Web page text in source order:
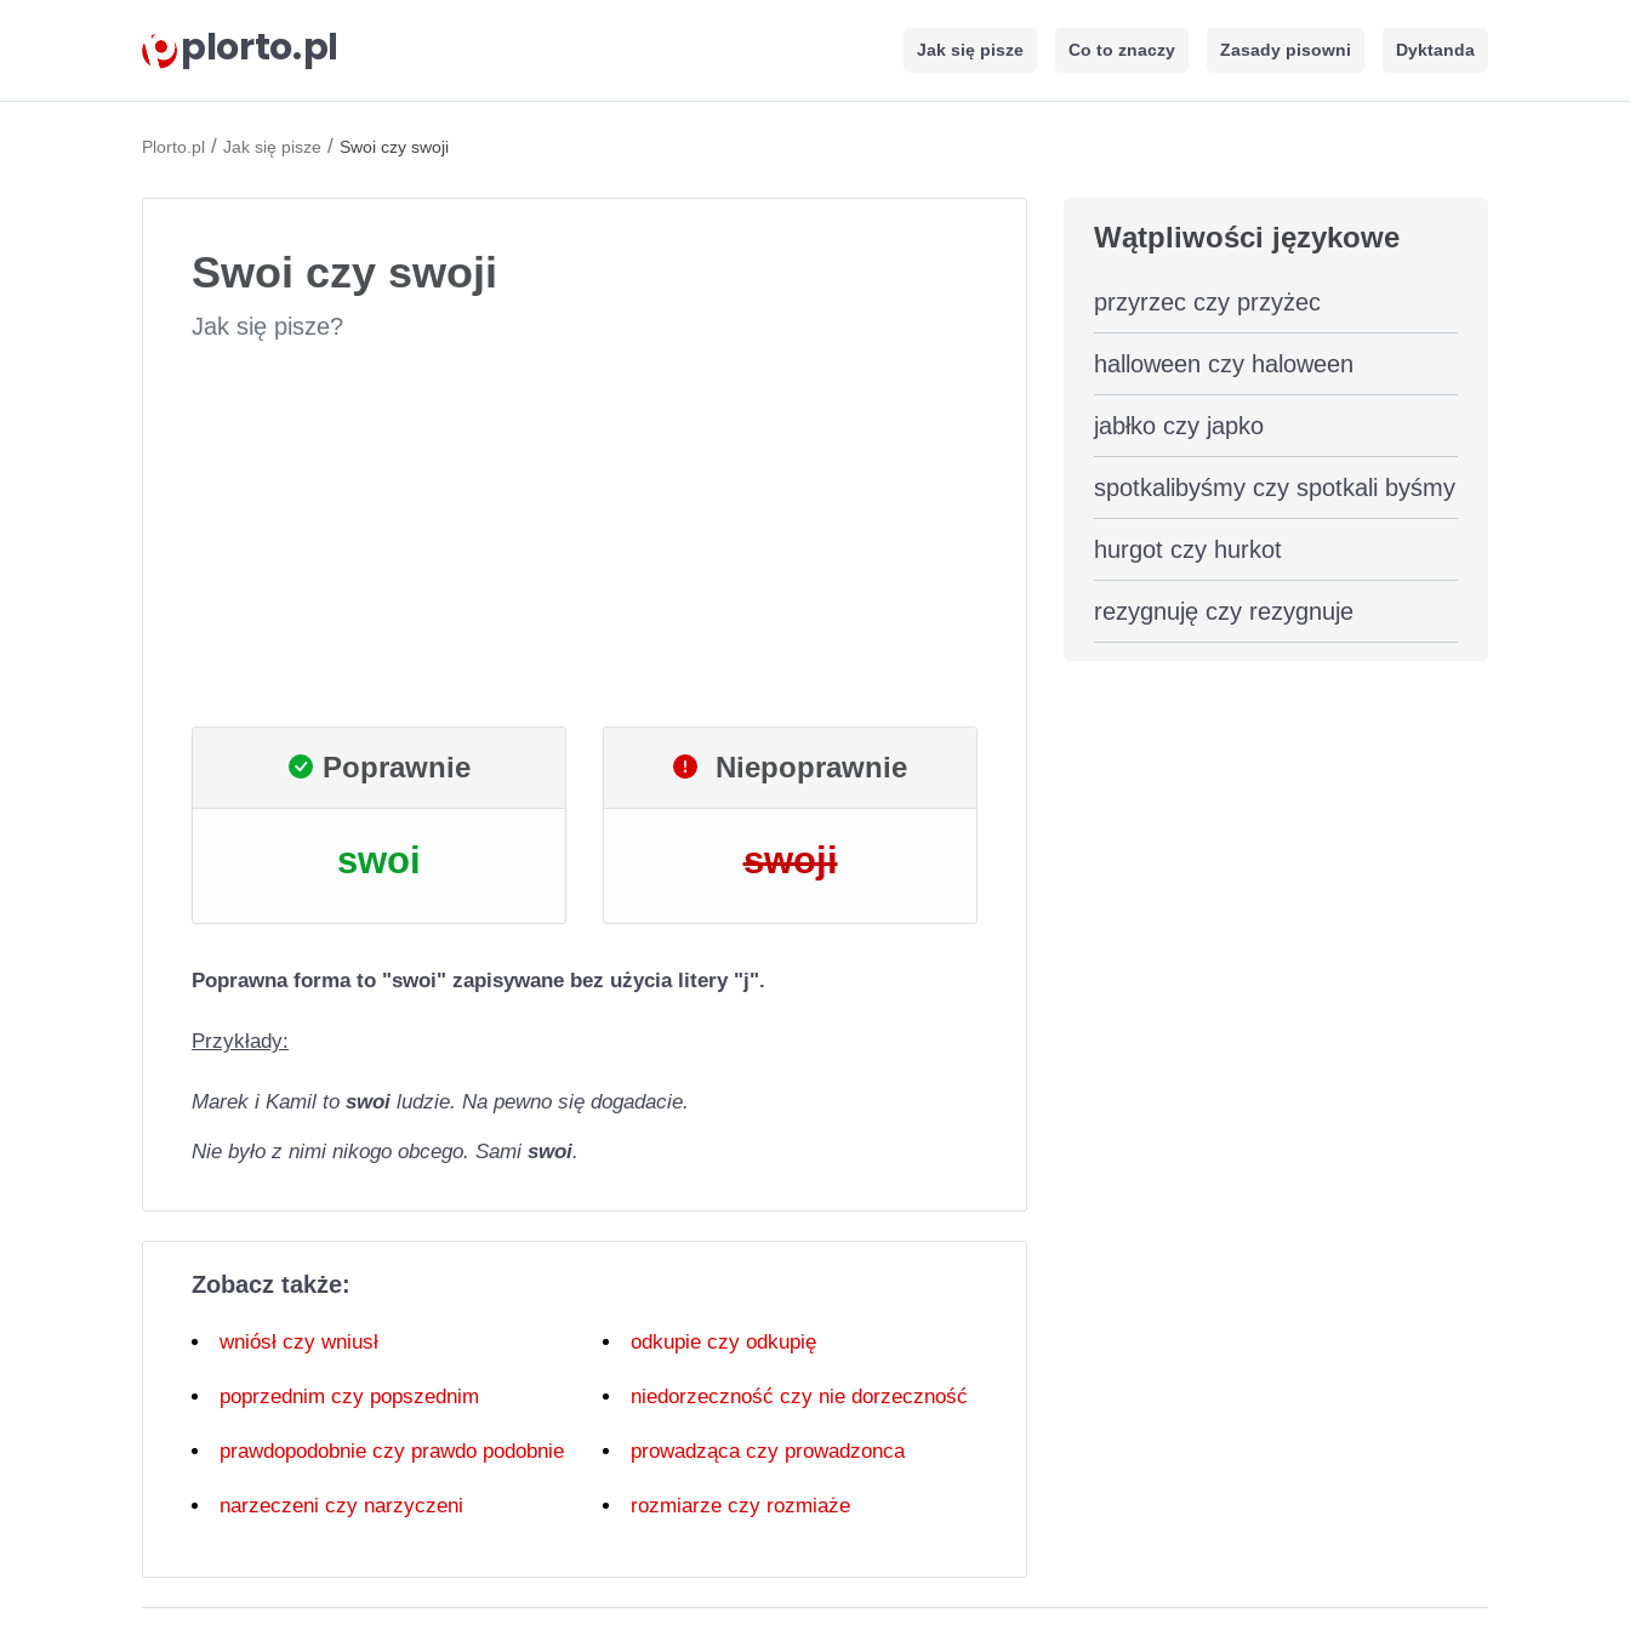
plorto.pl Jak się pisze Co to znaczy Zasady pisowni Dyktanda
Plorto.pl / Jak się pisze / Swoi czy swoji
Swoi czy swoji
Jak się pisze?
Poprawnie
swoi
Niepoprawnie
swoji
Poprawna forma to "swoi" zapisywane bez użycia litery "j".
Przykłady:
Marek i Kamil to swoi ludzie. Na pewno się dogadacie.
Nie było z nimi nikogo obcego. Sami swoi.
Zobacz także:
wniósł czy wniusł odkupie czy odkupię
poprzednim czy popszednim niedorzeczność czy nie dorzeczność
prawdopodobnie czy prawdo podobnie prowadząca czy prowadzonca
narzeczeni czy narzyczeni rozmiarze czy rozmiaże
Wątpliwości językowe
przyrzec czy przyżec
halloween czy haloween
jabłko czy japko
spotkalibyśmy czy spotkali byśmy
hurgot czy hurkot
rezygnuję czy rezygnuje